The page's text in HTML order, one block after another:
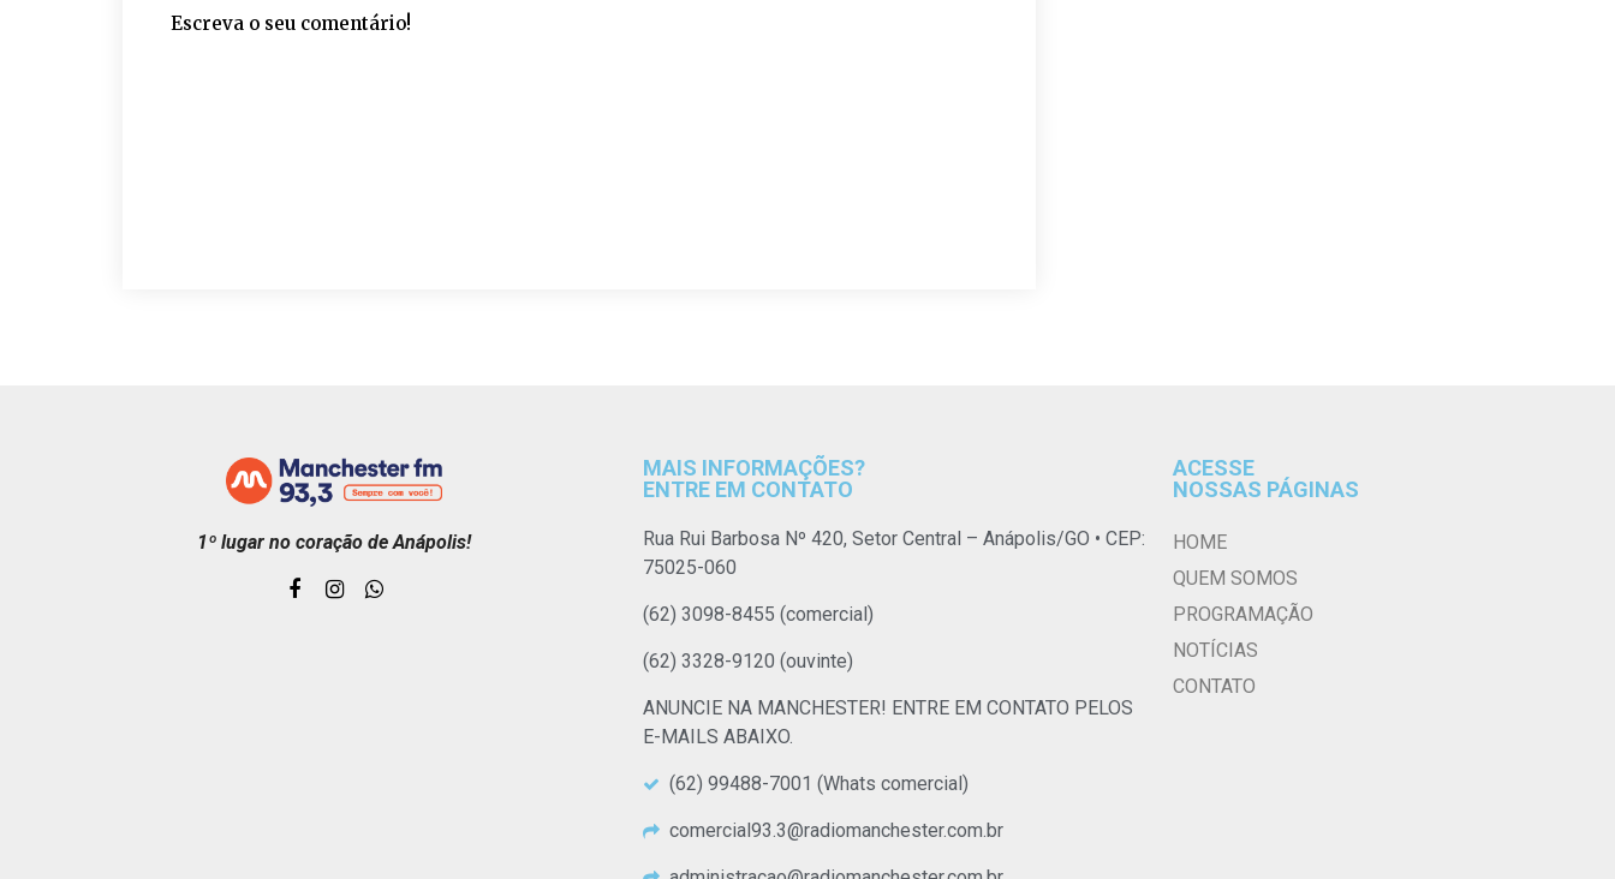
Escreva o seu comentário!
1º lugar no coração de Anápolis!
MAIS INFORMAÇÕES?
ENTRE EM CONTATO
Rua Rui Barbosa Nº 420, Setor Central – Anápolis/GO • CEP:
75025-060
(62) 3098-8455 (comercial)
(62) 3328-9120 (ouvinte)
ANUNCIE NA MANCHESTER! ENTRE EM CONTATO PELOS
E-MAILS ABAIXO.
(62) 99488-7001 (Whats comercial)
comercial93.3@radiomanchester.com.br
ACESSE
NOSSAS PÁGINAS
HOME
QUEM SOMOS
PROGRAMAÇÃO
NOTÍCIAS
CONTATO